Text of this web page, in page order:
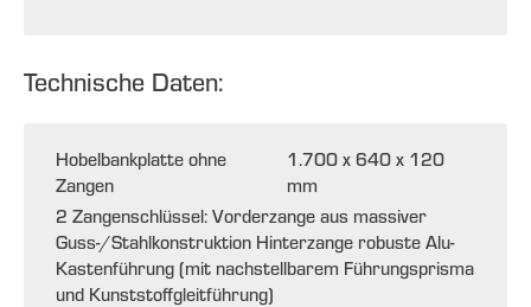
Technische Daten:
Hobelbankplatte ohne
Zangen
1.700 x 640 x 120
mm
2 Zangenschlüssel: Vorderzange aus massiver
Guss-/Stahlkonstruktion Hinterzange robuste Alu-
Kastenführung (mit nachstellbarem Führungsprisma
und Kunststoffgleitführung)